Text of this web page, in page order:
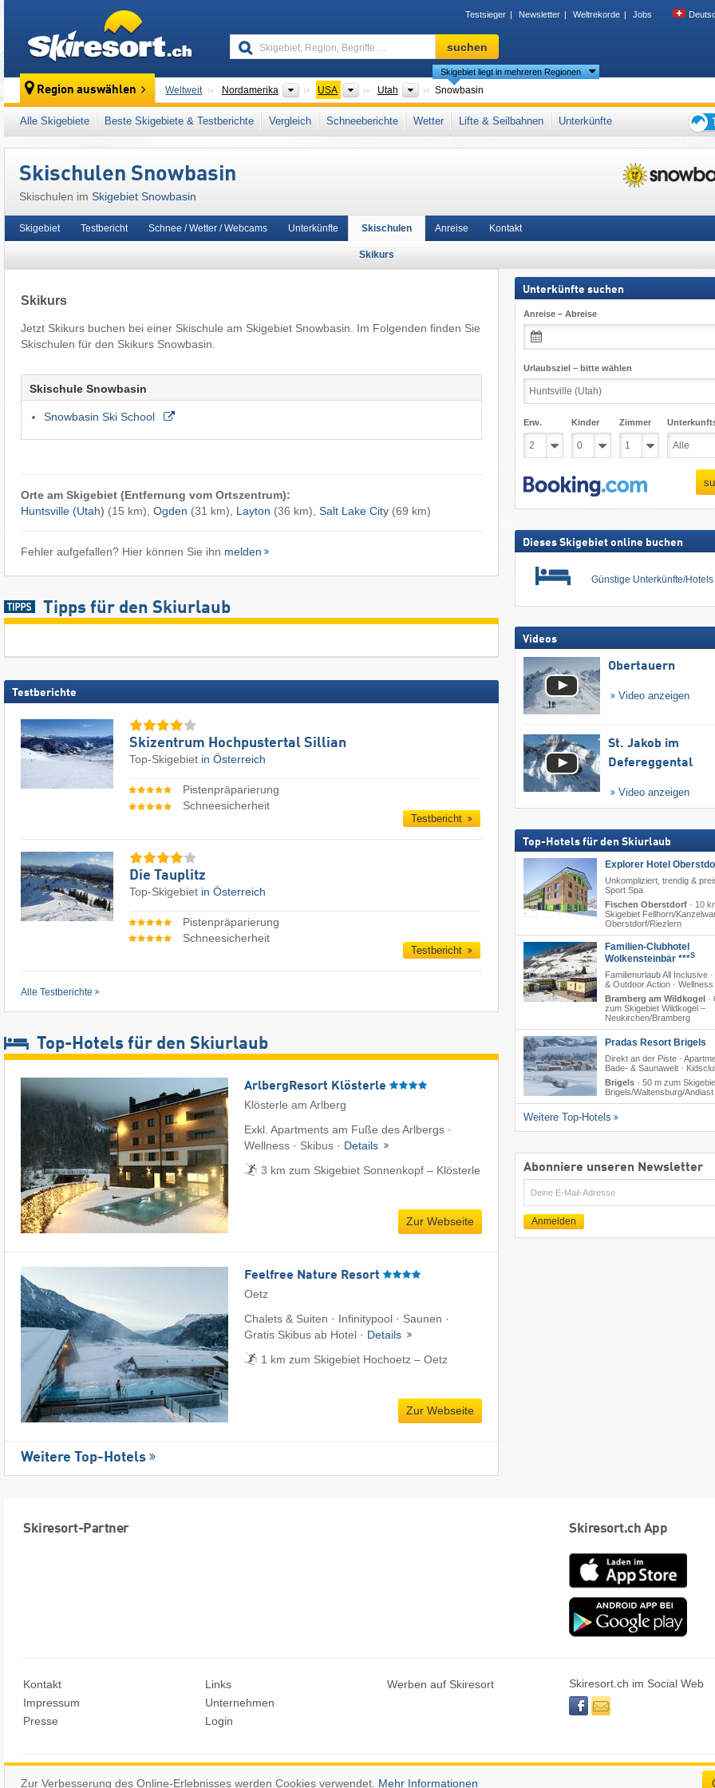
Testsieger Newsletter Weltrekorde Jobs
Skigebiet,
Region,
Begriffe
…
suchen
Region auswählen Weltweit Nordamerika Kontinente
USA Länder
Utah Bundesstaaten
Skigebiet liegt in mehreren Regionen
Snowbasin
Dieses Skigebiet liegt auch in: Wasatch Mountains , Mountain Collective Mountain States Rocky Mountains
Alle Skigebiete Beste Skigebiete & Testberichte Vergleich Schneeberichte Wetter Lifte & Seilbahnen
Unterkünfte
den
Skischulen Snowbasin
Skischulen im Skigebiet Snowbasin
Skigebiet Testbericht Schnee / Wetter / Webcams Unterkünfte Skischulen
Skikurs
Anreise Kontakt
Skikurs
Jetzt Skikurs buchen bei einer Skischule am Skigebiet Snowbasin. Im Folgenden finden Sie
Skischulen für den Skikurs Snowbasin.
Skischule Snowbasin
Snowbasin Ski School
Orte am Skigebiet (Entfernung vom Ortszentrum):
Huntsville (Utah) (15 km), Ogden (31 km), Layton (36 km), Salt Lake City(69 km)
Fehler aufgefallen? Hier können Sie ihn melden
Tipps für den Skiurlaub
Testberichte
Skizentrum Hochpustertal Sillian
Top-Skigebiet in Österreich
Pistenpräparierung
Schneesicherheit
Testbericht
Die Tauplitz
Top-Skigebiet in Österreich
Pistenpräparierung
Schneesicherheit
Testbericht
Alle Testberichte
Top-Hotels für den Skiurlaub
ArlbergResort Klösterle
Klösterle am Arlberg
Exkl. Apartments am Fuße des Arlbergs ·
Wellness · Skibus · Details
3 km zum Skigebiet Sonnenkopf – Klösterle
Zur Webseite
Feelfree Nature Resort
Oetz
Chalets & Suiten · Infinitypool · Saunen ·
Gratis Skibus ab Hotel · Details
1 km zum Skigebiet Hochoetz – Oetz
Zur Webseite
Weitere Top-Hotels
Unterkünfte suchen
Anreise – Abreise
Urlaubsziel – bitte wählen
Erw. Kinder Zimmer
Dieses Skigebiet online buchen
Günstige Unterkünfte/Hotels
Videos
Obertauern
Video anzeigen
St. Jakob im
Defereggental
Video anzeigen
Top-Hotels für den Skiurlaub
Explorer Hotel
Unkompliziert, trendig &
Sport Spa
Fischen Oberstdorf· 10
Skigebiet Fellhorn/​
Oberstdorf/​Riezlern
Familien-Clubhotel
Wolkensteinbär ***S
Familienurlaub All Inclusive
& Outdoor Action · Wellness
Bramberg am Wildkogel·
zum Skigebiet Wildkogel –
Neukirchen/​Bramberg
Pradas Resort Brigels
Direkt an der Piste ·
Bade- & Saunawelt ·
Brigels· 50 m zum
Brigels/​Waltensburg/​Andiast
Weitere Top-Hotels
Abonniere unseren Newsletter
E-
Mail
Anmelden
Skiresort-Partner Skiresort.ch App
App
Store
Kontakt
Impressum
Presse
Links
Unternehmen
Login
Werben auf Skiresort
Skiresort.ch im Social Web
facebooknewsletter
© Skiresort Service International GmbH. Alle Rechte vorbehalten.
Zur Verbesserung des Online-Erlebnisses werden Cookies verwendet. Mehr Informationen